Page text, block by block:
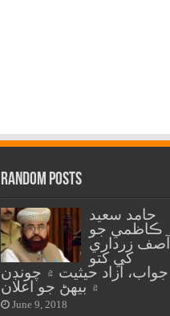
Random Posts
حامد سعيد
ڪاظمي جو
آصف زرداري
کي کتو
جواب، آزاد حيثيت ۾ چونڊن
۾ بيهڻ جو اعلان
June 9, 2018